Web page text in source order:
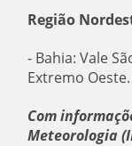
Região
- Bahia: Vale
Extremo Oeste.
Com
Meteorologia